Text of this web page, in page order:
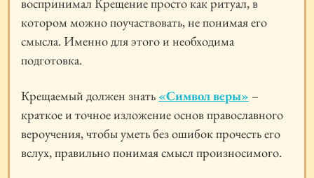
котором можно поучаствовать, не понимая его
смысла. Именно для этого и необходима
подготовка.
Крещаемый должен знать «Символ веры» –
краткое и точное изложение основ православного
вероучения, чтобы уметь без ошибок прочесть его
вслух, правильно понимая смысл произносимого.